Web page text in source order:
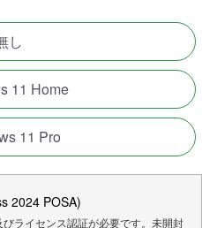
し
11 Home
11 Pro
2024 POSA)
ライセンス認証が必要です。未開封